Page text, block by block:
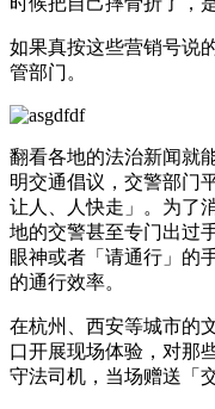
如果真按这些营销号说
管部门。
翻看各地的法治新闻就
明交通倡议，交警部门
让人、人快走」。为了
地的交警甚至专门出过
眼神或者「请通行」的
的通行效率。
在杭州、西安等城市的
口开展现场体验，对那
守法司机，当场赠送「